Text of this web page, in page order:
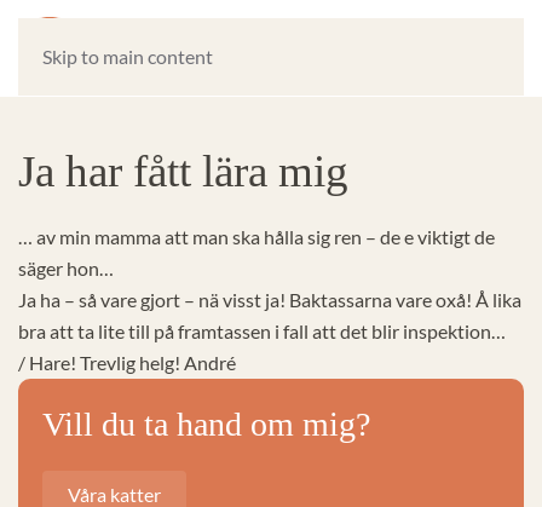
Skip to main content
Ja har fått lära mig
… av min mamma att man ska hålla sig ren – de e viktigt de
säger hon…
Ja ha – så vare gjort – nä visst ja! Baktassarna vare oxå! Å lika
bra att ta lite till på framtassen i fall att det blir inspektion…
/ Hare! Trevlig helg! André
Vill du ta hand om mig?
Våra katter